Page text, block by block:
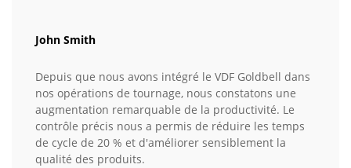
John Smith
Depuis que nous avons intégré le VDF Goldbell dans
nos opérations de tournage, nous constatons une
augmentation remarquable de la productivité. Le
contrôle précis nous a permis de réduire les temps
de cycle de 20 % et d'améliorer sensiblement la
qualité des produits.